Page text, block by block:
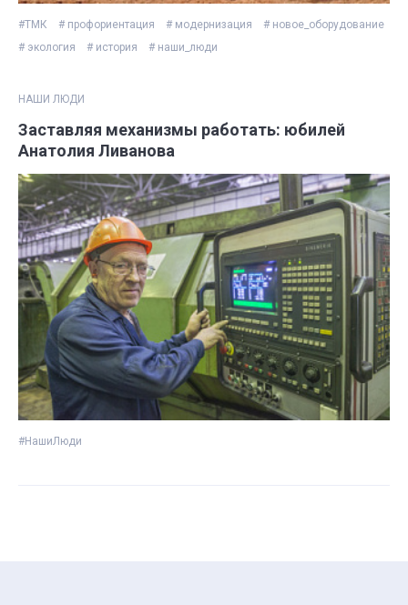
#ТМК # профориентация # модернизация
# новое_оборудование
# экология
# история # наши_люди
НАШИ ЛЮДИ
Заставляя механизмы работать: юбилей
Анатолия Ливанова
#НашиЛюди